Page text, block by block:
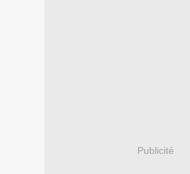
Publicité